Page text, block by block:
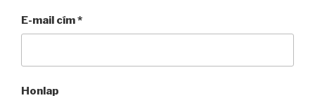
E-mail cím*
Honlap